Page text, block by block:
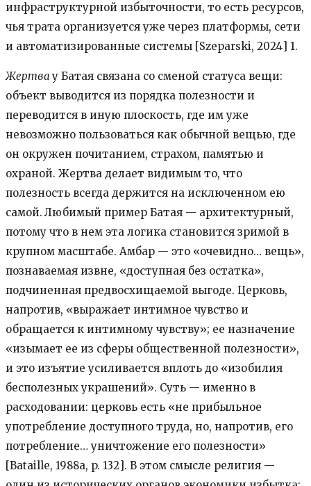
инфраструктурной избыточности, то есть ресурсов,
чья трата организуется уже через платформы, сети
и автоматизированные системы [Szeparski, 2024] 1.
Жертвау Батая связана со сменой статуса вещи:
объект выводится из порядка полезности и
переводится в иную плоскость, где им уже
невозможно пользоваться как обычной вещью, где
он окружен почитанием, страхом, памятью и
охраной. Жертва делает видимым то, что
полезность всегда держится на исключенном ею
самой. Любимый пример Батая — архитектурный,
потому что в нем эта логика становится зримой в
крупном масштабе. Амбар — это «очевидно… вещь»,
познаваемая извне, «доступная без остатка»,
подчиненная предвосхищаемой выгоде. Церковь,
напротив, «выражает интимное чувство и
обращается к интимному чувству»; ее назначение
«изымает ее из сферы общественной полезности»,
и это изъятие усиливается вплоть до «изобилия
бесполезных украшений». Суть — именно в
расходовании: церковь есть «не прибыльное
употребление доступного труда, но, напротив, его
потребление… уничтожение его полезности»
[Bataille, 1988a, p. 132]. В этом смысле религия —